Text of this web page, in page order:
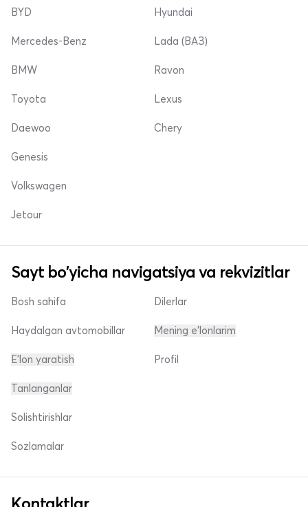
BYD
Mercedes-Benz
Hyundai
Lada (ВАЗ)
BMW
Toyota
Daewoo
Ravon
Lexus
Chery
Genesis
Volkswagen
Jetour
Sayt bo'yicha navigatsiya va rekvizitlar
Bosh sahifa
Haydalgan avtomobillar
E'lon yaratish
Dilerlar
Mening e'lonlarim
Profil
Tanlanganlar
Solishtirishlar
Sozlamalar